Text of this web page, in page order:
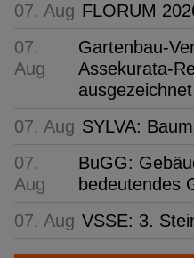
07. Aug FLORUM
07.
Aug
Gartenbau-
Assekurata-
ausgezeichnet
07. Aug SYLVA:
07.
Aug
BuGG:
bedeutendes
07. Aug VSSE: 3.